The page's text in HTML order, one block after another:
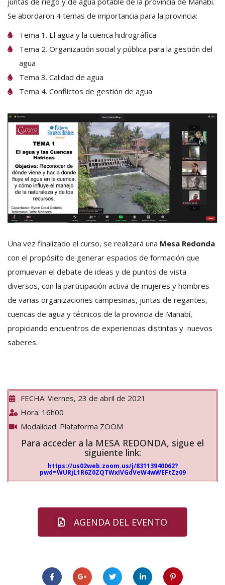
Se abordaron 4 temas de importancia para la provincia:
Tema 1. El agua y la cuenca hidrográfica
Tema 2. Organización social y pública para la gestión del
agua
Tema 3. Calidad de agua
Tema 4. Conflictos de gestión de agua
Una vez finalizado el curso, se realizará una Mesa Redonda
con el propósito de generar espacios de formación que
promuevan el debate de ideas y de puntos de vista
diversos, con la participación activa de mujeres y hombres
de varias organizaciones campesinas, juntas de regantes,
cuencas de agua y técnicos de la provincia de Manabí,
propiciando encuentros de experiencias distintas y nuevos
saberes.
FECHA: Viernes, 23 de abril de 2021
Hora: 16h00
Modalidad: Plataforma ZOOM
Para acceder a la MESA REDONDA, sigue el
siguiente link:
https://us02web.zoom.us/j/83113940062?
pwd=WURjL1R6Z0ZQTWxIVGdVeW4wWEFtZz09
AGENDA DEL EVENTO